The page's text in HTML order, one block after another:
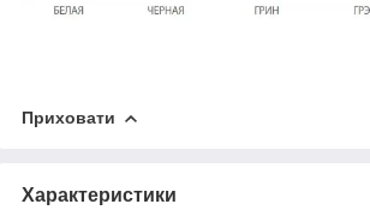
Приховати
Характеристики